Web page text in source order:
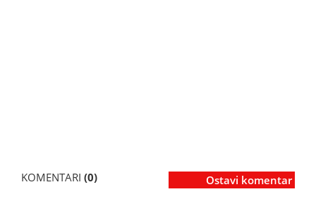
KOMENTARI (0) Ostavi komentar